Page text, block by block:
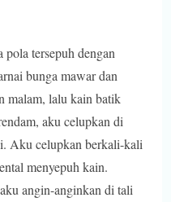
pola tersepuh dengan
bunga mawar dan
malam, lalu kain batik
aku celupkan di
Aku celupkan berkali-kali
menyepuh kain.
angin-anginkan di tali